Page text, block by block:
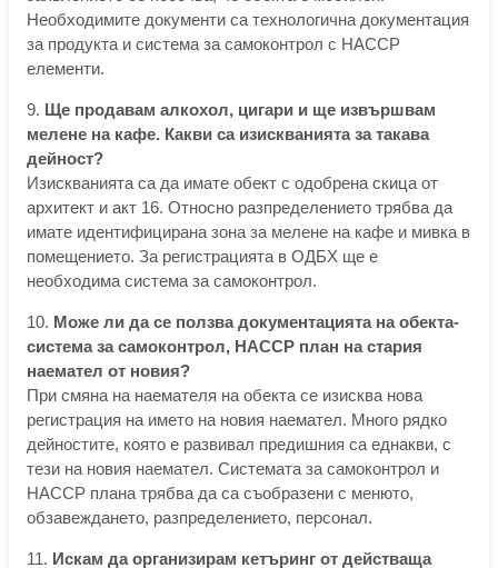
Необходимите документи са технологична документация
за продукта и система за самоконтрол с HACCP
елементи.
9. Ще продавам алкохол, цигари и ще извършвам
мелене на кафе. Какви са изискванията за такава
дейност?
Изискванията са да имате обект с одобрена скица от
архитект и акт 16. Относно разпределението трябва да
имате идентифицирана зона за мелене на кафе и мивка в
помещението. За регистрацията в ОДБХ ще е
необходима система за самоконтрол.
10. Може ли да се ползва документацията на обекта-
система за самоконтрол, HACCP план на стария
наемател от новия?
При смяна на наемателя на обекта се изисква нова
регистрация на името на новия наемател. Много рядко
дейностите, която е развивал предишния са еднакви, с
тези на новия наемател. Системата за самоконтрол и
HACCP плана трябва да са съобразени с менюто,
обзавеждането, разпределението, персонал.
11. Искам да организирам кетъринг от действаща